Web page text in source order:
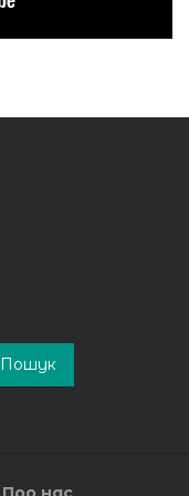
Пошук